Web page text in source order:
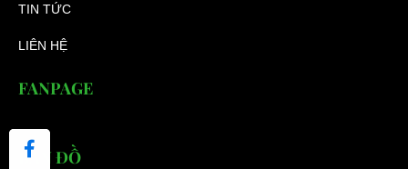
TIN TỨC
LIÊN HỆ
FANPAGE
BẢN ĐỒ